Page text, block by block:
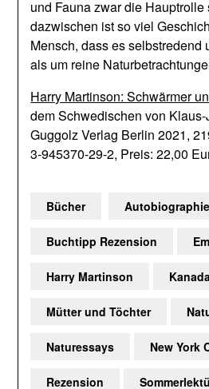
und Fauna zwar die
dazwischen ist so viel
Mensch, dass es selbstredend
als um reine
Harry Martinson: Schwärmer
dem Schwedischen von
Guggolz Verlag Berlin 2021,
3-945370-29-2, Preis: 22,00
Bücher Autobiographie
Buchtipp Rezension
Harry Martinson Kanada
Mütter und Töchter
Naturessays New York
Rezension